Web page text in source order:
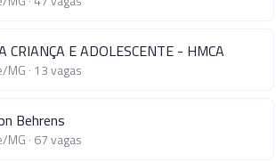
CRIANÇA E ADOLESCENTE - HMCA
/MG · 13vagas
Behrens
/MG · 67vagas